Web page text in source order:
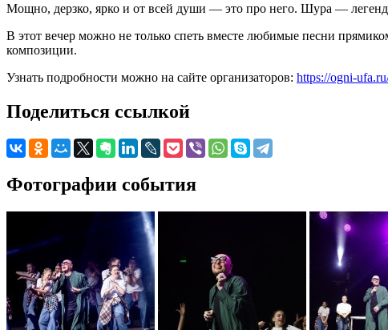
Мощно, дерзко, ярко и от всей души — это про него. Шура —
В этот вечер можно не только спеть вместе любимые песни
композиции.
Узнать подробности можно на сайте организаторов: https://ogni-
Поделиться ссылкой
Фотографии события